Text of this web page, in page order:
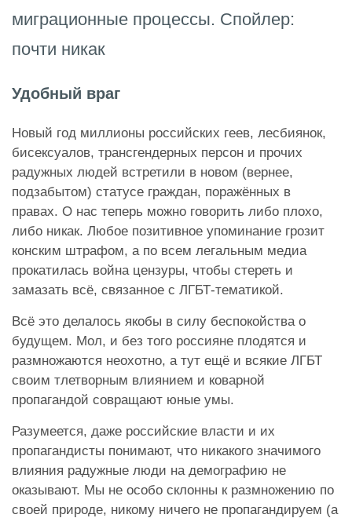
миграционные процессы. Спойлер:
почти никак
Удобный враг
Новый год миллионы российских геев, лесбиянок,
бисексуалов, трансгендерных персон и прочих
радужных людей встретили в новом (вернее,
подзабытом) статусе граждан, поражённых в
правах. О нас теперь можно говорить либо плохо,
либо никак. Любое позитивное упоминание грозит
конским штрафом, а по всем легальным медиа
прокатилась война цензуры, чтобы стереть и
замазать всё, связанное с ЛГБТ-тематикой.
Всё это делалось якобы в силу беспокойства о
будущем. Мол, и без того россияне плодятся и
размножаются неохотно, а тут ещё и всякие ЛГБТ
своим тлетворным влиянием и коварной
пропагандой совращают юные умы.
Разумеется, даже российские власти и их
пропагандисты понимают, что никакого значимого
влияния радужные люди на демографию не
оказывают. Мы не особо склонны к размножению по
своей природе, никому ничего не пропагандируем (а